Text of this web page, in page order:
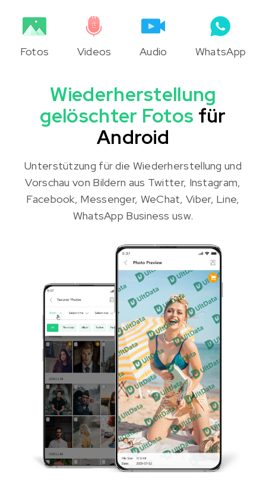
Fotos Videos Audio WhatsApp
Wiederherstellung
gelöschter Fotos für
Android
Unterstützung für die Wiederherstellung und
Vorschau von Bildern aus Twitter, Instagram,
Facebook, Messenger, WeChat, Viber, Line,
WhatsApp Business usw.